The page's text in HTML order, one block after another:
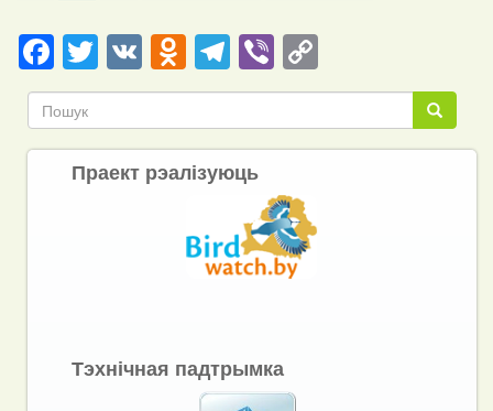
Facebook
Twitter
VKOdnoklassniki
Telegram
ViberCopy
Link Пошук
Пошук
Праект рэалізуюць
Тэхнічная падтрымка